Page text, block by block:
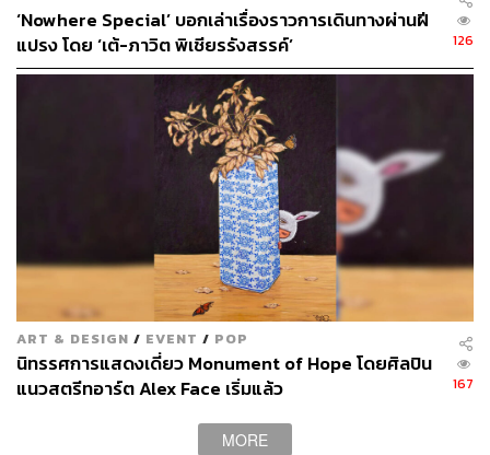
และเป็นแรงผลักดันให้เขาได้ทำงานศิลปะต่อมาจนถึงทุกวันนี้
Short Haired Girls on Films. – Senkhobfahb
ซีนภาพวาดที่รวมเอาสาวๆ ผมสั้นที่น่าจดจำบนแผ่นฟิล์มมา
บันทึกรวมกันลงในซีนเล่มนี้ ตั้งแต่ เอมิลี จากเรื่อง
มีอา วอลเลซ จากPulp Fictionไปจนถึงเฟย์ หว่อง จาก
Chungking Expressหนังคลาสสิกของหว่องกาไว หรือแมรี่
‘Nowhere Special’ บอกเล่าเรื่องราวการเดินทางผ่านฝี
แปรง โดย ‘เต้-ภาวิต พิเชียรรังสรรค์’
126
ART & DESIGN / EVENT / POP
นิทรรศการแสดงเดี่ยว Monument of Hope โดยศิลปิน
แนวสตรีทอาร์ต Alex Face เริ่มแล้ว
167
MORE